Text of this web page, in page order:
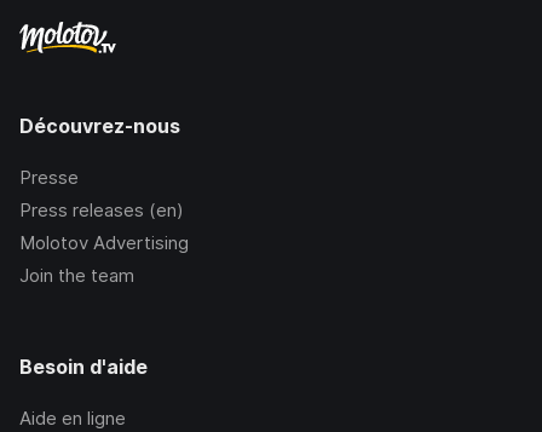
Découvrez-nous
Presse
Press releases (en)
Molotov Advertising
Join the team
Besoin d'aide
Aide en ligne